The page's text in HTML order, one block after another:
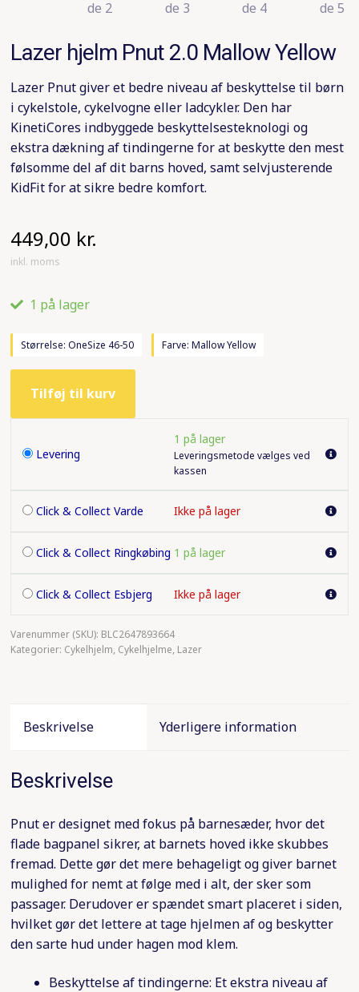
Lazer hjelm Pnut 2.0 Mallow Yellow
Lazer Pnut giver et bedre niveau af beskyttelse til børn
i cykelstole, cykelvogne eller ladcykler. Den har
KinetiCores indbyggede beskyttelsesteknologi og
ekstra dækning af tindingerne for at beskytte den mest
følsomme del af dit barns hoved, samt selvjusterende
KidFit for at sikre bedre komfort.
449,00 kr.
inkl. moms
1 på lager
Størrelse: OneSize 46-50 Farve: Mallow Yellow
hjelm
Pnut
Mallow
Tilføj til kurv
Levering
1 på lager
Leveringsmetode vælges ved
kassen
Click & Collect Varde Ikke på lager
Click & Collect Ringkøbing 1 på lager
Click & Collect Esbjerg Ikke på lager
Varenummer (SKU): BLC2647893664
Kategorier: Cykelhjelm, Cykelhjelme, Lazer
Beskrivelse Yderligere information
Beskrivelse
Pnut er designet med fokus på barnesæder, hvor det
flade bagpanel sikrer, at barnets hoved ikke skubbes
fremad. Dette gør det mere behageligt og giver barnet
mulighed for nemt at følge med i alt, der sker som
passager. Derudover er spændet smart placeret i siden,
hvilket gør det lettere at tage hjelmen af og beskytter
den sarte hud under hagen mod klem.
Beskyttelse af tindingerne: Et ekstra niveau af
Trek elcyker
Winther elcykler
MBK elcykler
Koga elcykler